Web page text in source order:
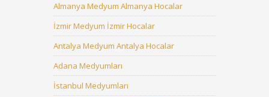
Almanya Medyum Almanya Hocalar
İzmir Medyum İzmir Hocalar
Antalya Medyum Antalya Hocalar
Adana Medyumları
İstanbul Medyumları